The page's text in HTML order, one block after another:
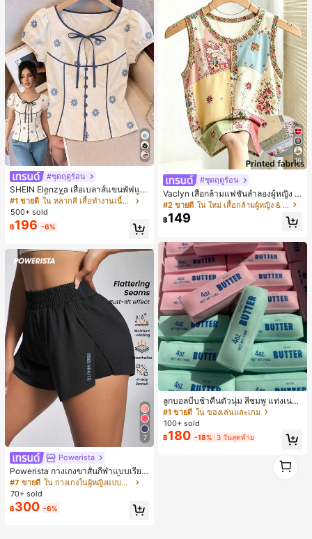
#ชุดฤดูร้อน
SHEIN Elenzya เสื้อเบลาส์แขนพัฟแต่
งระบายสีพื้นสีน้ำเงินสำหรับผู้หญิง, เสื้อ
ครอปเข้ารูปผูกโบว์คอวีตัดกันสำหรับฤ
ดูร้อน
#1 ขายดี
ใน หลากสี เสื้อทำงานเนื้อผ้านุ่ม
500+ sold
฿196 -6%
7
Powerista
Powerista กางเกงขาสั้นกีฬาแบบเรียบ
ง่าย สไตล์วันทุกวัน กางเกงขาสั้นสบาย
พร้อมเสวตเตอร์
#7 ขายดี
ใน กางเกงในผู้หญิงแบบแอคทีฟ
70+ sold
฿300 -6%
16
#ชุดฤดูร้อน
Vaclyn เสื้อกล้ามแฟชั่นลำลองผู้หญิง ล
ายแพตช์เวิร์ก แขนกุด คอกลม ติดกระดุ
ม
#2 ขายดี ใน ใหม่ เสื้อกล้ามผู้หญิง & Camis
฿149
ลูกบอลบีบช้าคืนตัวนุ่ม สีชมพู แท่งเนย
บีบคลายเครียด นุ่มยืดหยุ่น ของเล่นบีบ
4 ออนซ์ ของเล่นเกลือ เหมาะสำหรับขอ
งขวัญวันหยุด ของขวัญสนุกและน่ารัก
ของขวัญวันเกิด ของขวัญอีสเตอร์ ของ
วัญปาร์ตี้ สกวิชชี่ ของเล่นสกวิชชี่ ของเ
ล่นคลายเครียดสกวิชชี่ สกวิชชี่เกี๊ยว ขอ
#1 ขายดี ใน ของเล่นและเกม
100+ sold
฿180 -18% 3 วันสุดท้าย